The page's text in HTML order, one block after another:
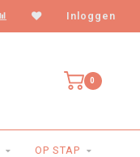
Inloggen
0
OP STAP